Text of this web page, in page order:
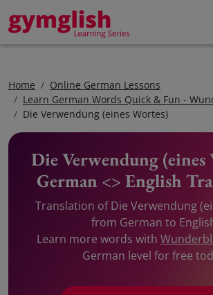
Home
Online German Lessons
Learn German Words Quick & Fun -
Die Verwendung (eines Wortes)
Die Verwendung (eines
German <> English
Translation of Die Verwendung
from German to
Learn more words with
German level for free